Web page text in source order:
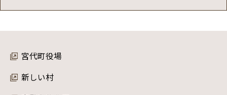
宮代町役場
新しい村